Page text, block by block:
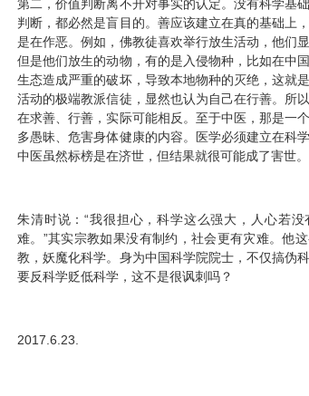
第二，价值判断离不开对事实的认定。没有科学基
判断，都必然是盲目的。善应该建立在真的基础上
是在作恶。例如，佛教徒喜欢举行放生活动，他们
但是他们放生的动物，有的是入侵物种，比如在中
生态造成严重的破坏，导致本地物种的灭绝，这就
活动的极端教派信徒，显然也认为自己在行善。所
在求善、行善，实际可能相反。至于中医，那是一
多愚昧、危害身体健康的内容。医学必须建立在科
中医虽然标榜是在济世，但结果就很可能成了害世。
朱清时说：“我很担心，科学这么强大，人心若
难。”其实宗教如果没有制约，社会更有灾难。他
教，妖魔化科学。身为中国科学院院士，不仅搞伪
要反科学贬低科学，这不是很讽刺吗？
2017.6.23.